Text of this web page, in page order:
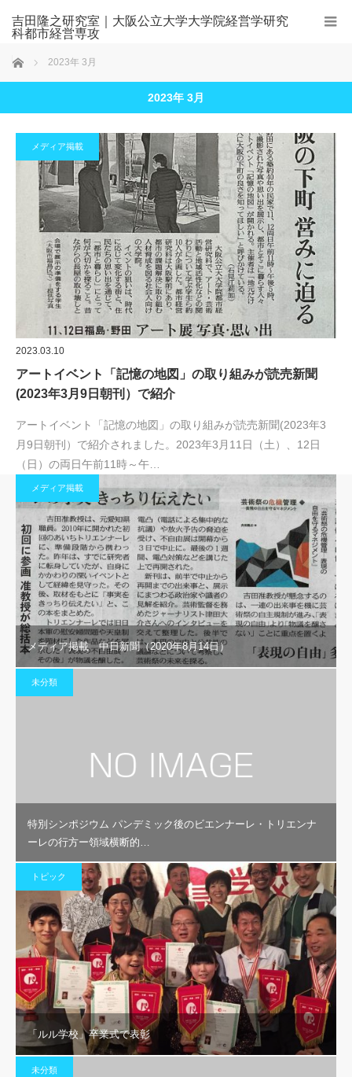
吉田隆之研究室｜大阪公立大学大学院経営学研究
科都市経営専攻
ホーム 2023年 3月
2023年 3月
メディア掲載
2023.03.10
アートイベント「記憶の地図」の取り組みが読売新聞
(2023年3月9日朝刊）で紹介
アートイベント「記憶の地図」の取り組みが読売新聞(2023年3
月9日朝刊）で紹介されました。2023年3月11日（土）、12日
（日）の両日午前11時～午…
メディア掲載
メディア掲載 中日新聞（2020年8月14日）
未分類
特別シンポジウム パンデミック後のビエンナーレ・トリエンナ
ーレの行方ー領域横断的…
トピック
「ルル学校」卒業式で表彰
未分類